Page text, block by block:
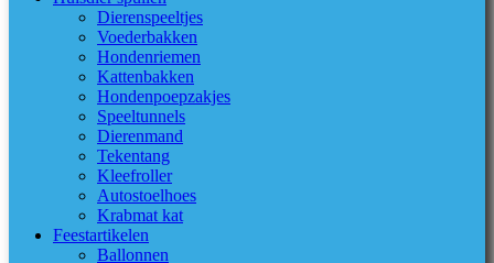
Dierenspeeltjes
Voederbakken
Hondenriemen
Kattenbakken
Hondenpoepzakjes
Speeltunnels
Dierenmand
Tekentang
Kleefroller
Autostoelhoes
Krabmat kat
Feestartikelen
Ballonnen